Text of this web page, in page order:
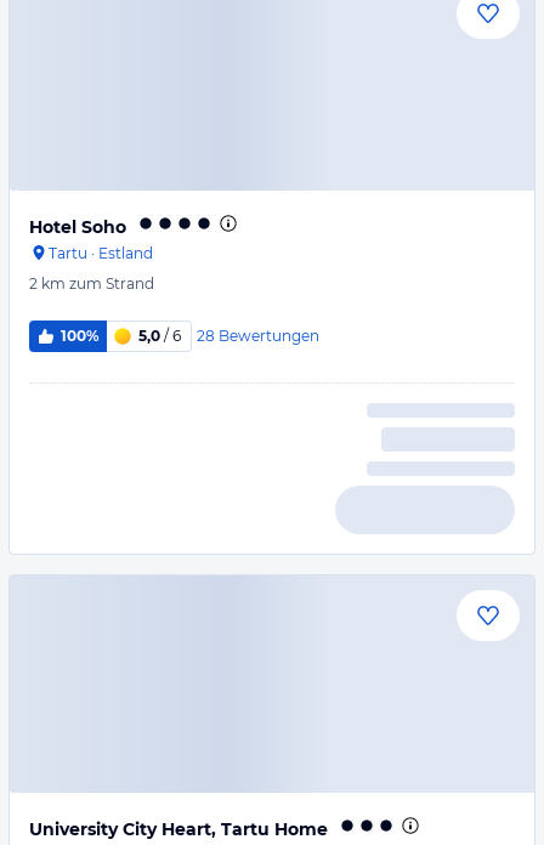
Hotel Soho
Tartu · Estland
2 km zum Strand
100% 5,0 / 6 28 Bewertungen
University City Heart, Tartu Home